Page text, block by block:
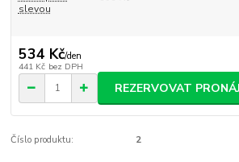
slevou
534 Kč/den
441 Kč bez DPH
REZERVOVAT
Číslo produktu: 2